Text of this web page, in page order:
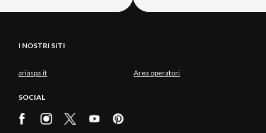
I NOSTRI SITI
ariaspa.it Area operatori
SOCIAL